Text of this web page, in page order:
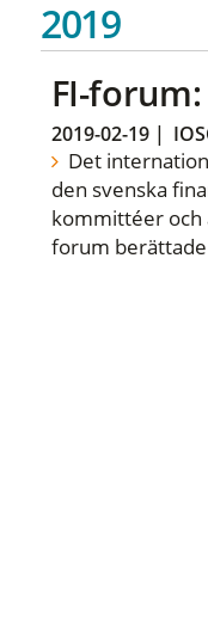
2019
FI-
2019-02-19|
Det
den svenska
kommittéer och
forum